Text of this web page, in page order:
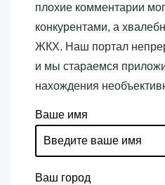
плохие комментарии
конкурентами, а
ЖКХ. Наш портал
и мы стараемся
нахождения
Ваше имя
Ваш город